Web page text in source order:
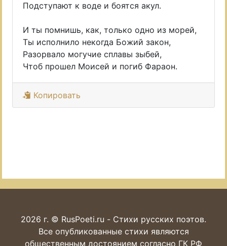
Подступают к воде и боятся акул.
И ты помнишь, как, только одно из морей,
Ты исполнило некогда Божий закон,
Разорвало могучие сплавы зыбей,
Чтоб прошел Моисей и погиб Фараон.
Копировать
2026 г. © RusPoeti.ru - Стихи русских поэтов.
Все опубликованные стихи являются
общественным достоянием согласно ГК РФ